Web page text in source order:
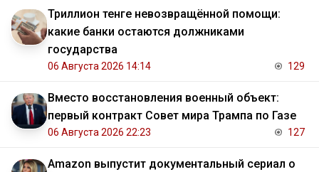
Триллион тенге невозвращённой помощи:
какие банки остаются должниками
государства
06 Августа 2026 14:14 129
Вместо восстановления военный объект:
первый контракт Совет мира Трампа по Газе
06 Августа 2026 22:23 127
Amazon выпустит документальный сериал о